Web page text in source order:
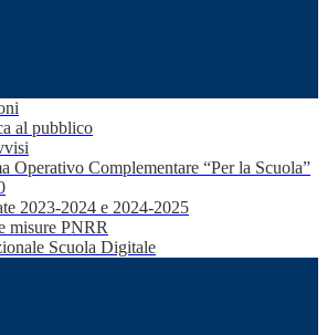
al pubblico
Operativo Complementare “Per la Scuola”
2023-2024 e 2024-2025
misure PNRR
Scuola Digitale